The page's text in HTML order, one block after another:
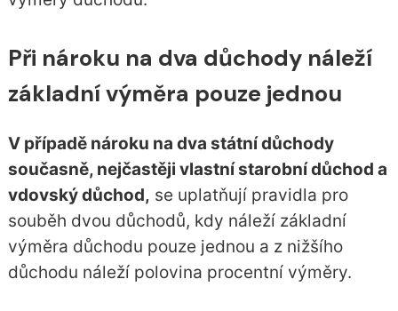
Při nároku na dva důchody náleží
základní výměra pouze jednou
V případě nároku na dva státní důchody
současně, nejčastěji vlastní starobní důchod a
vdovský důchod, se uplatňují pravidla pro
souběh dvou důchodů, kdy náleží základní
výměra důchodu pouze jednou a z nižšího
důchodu náleží polovina procentní výměry.